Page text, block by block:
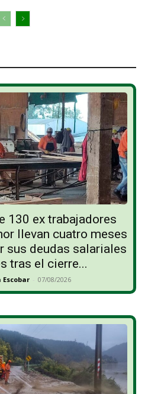
130 ex trabajadores
llevan cuatro meses
sus deudas salariales
tras el cierre...
- 07/08/2026